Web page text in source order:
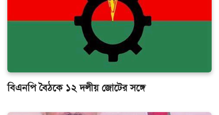
বিএনপি বৈঠকে ১২ দলীয় জোটের সঙ্গে